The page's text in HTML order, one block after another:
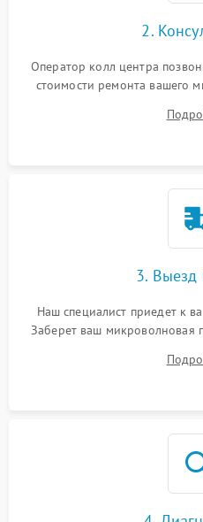
2.
Оператор колл центра
стоимости ремонта вашего
3. Выезд
Наш специалист приедет к
Заберет ваш микроволновая